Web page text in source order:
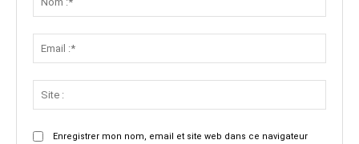
Enregistrer mon nom, email et site web dans ce navigateur